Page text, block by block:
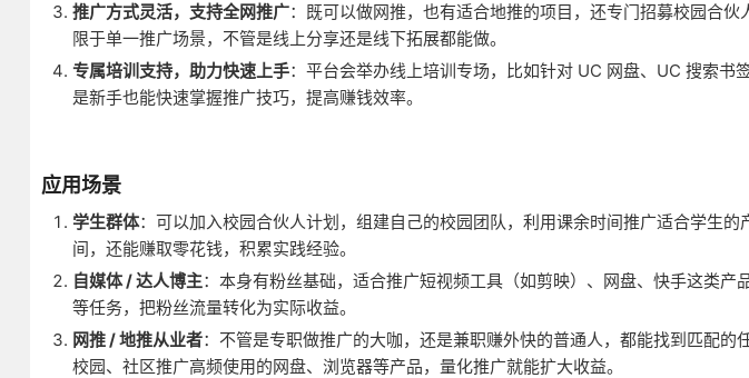
推广方式灵活，支持全网推广：既可以做网推，也有适合地推的项目，还专门招募校园合
限于单一推广场景，不管是线上分享还是线下拓展都能做。
专属培训支持，助力快速上手：平台会举办线上培训专场，比如针对 UC 网盘、UC 搜索书
是新手也能快速掌握推广技巧，提高赚钱效率。
应用场景
学生群体：可以加入校园合伙人计划，组建自己的校园团队，利用课余时间推广适合学生
间，还能赚取零花钱，积累实践经验。
自媒体 / 达人博主：本身有粉丝基础，适合推广短视频工具（如剪映）、网盘、快手这类产
等任务，把粉丝流量转化为实际收益。
网推 / 地推从业者：不管是专职做推广的大咖，还是兼职赚外快的普通人，都能找到匹配的
校园、社区推广高频使用的网盘、浏览器等产品，量化推广就能扩大收益。